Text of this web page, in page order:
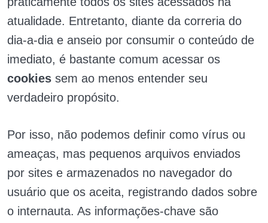
atualidade. Entretanto, diante da correria do
dia-a-dia e anseio por consumir o conteúdo de
imediato, é bastante comum acessar os
cookies sem ao menos entender seu
verdadeiro propósito.
Por isso, não podemos definir como vírus ou
ameaças, mas pequenos arquivos enviados
por sites e armazenados no navegador do
usuário que os aceita, registrando dados sobre
o internauta. As informações-chave são